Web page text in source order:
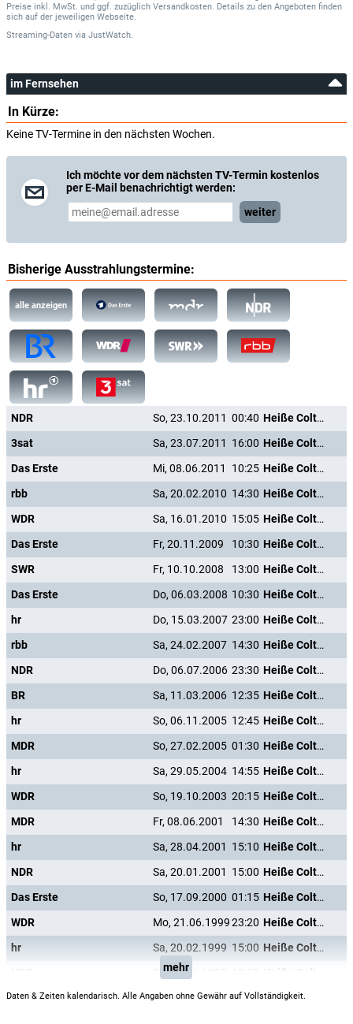
Preise inkl. MwSt. und ggf. zuzüglich Versandkosten. Details zu den Angeboten finden
sich auf der jeweiligen Webseite.
Streaming-Daten via JustWatch.
im Fernsehen
In Kürze:
Keine TV-Termine in den nächsten Wochen.
Ich möchte vor dem nächsten TV-Termin kostenlos
per E-Mail benachrichtigt werden:
weiter
Bisherige Ausstrahlungstermine:
alle anzeigen
NDR So, 23.10.2011 00:40
Heiße Colts in harten Fäusten
3sat
Sa, 23.07.2011 16:00
Heiße Colts in harten Fäusten
Das Erste
Mi, 08.06.2011 10:25
Heiße Colts in harten Fäusten
rbb
Sa, 20.02.2010 14:30
Heiße Colts in harten Fäusten
WDR
Sa, 16.01.2010 15:05
Heiße Colts in harten Fäusten
Das Erste
Fr, 20.11.2009 10:30
Heiße Colts in harten Fäusten
SWR
Fr, 10.10.2008 13:00
Heiße Colts in harten Fäusten
Das Erste
Do, 06.03.2008 10:30
Heiße Colts in harten Fäusten
hr
Do, 15.03.2007 23:00
Heiße Colts in harten Fäusten
rbb
Sa, 24.02.2007 14:30
Heiße Colts in harten Fäusten
NDR
Do, 06.07.2006 23:30
Heiße Colts in harten Fäusten
BR
Sa, 11.03.2006 12:35
Heiße Colts in harten Fäusten
hr
So, 06.11.2005 12:45
Heiße Colts in harten Fäusten
MDR
So, 27.02.2005 01:30
Heiße Colts in harten Fäusten
hr
Sa, 29.05.2004 14:55
Heiße Colts in harten Fäusten
WDR
So, 19.10.2003 20:15
Heiße Colts in harten Fäusten
MDR
Fr, 08.06.2001 14:30
Heiße Colts in harten Fäusten
hr
Sa, 28.04.2001 15:10
Heiße Colts in harten Fäusten
NDR
Sa, 20.01.2001 15:00
Heiße Colts in harten Fäusten
Das Erste
So, 17.09.2000 01:15
Heiße Colts in harten Fäusten
WDR
Mo, 21.06.199923:20
Heiße Colts in harten Fäusten
hr
Sa, 20.02.1999 15:00
Heiße Colts in harten Fäusten
Sa, 21.11.1998
mehr
Daten & Zeiten kalendarisch. Alle Angaben ohne Gewähr auf Vollständigkeit.